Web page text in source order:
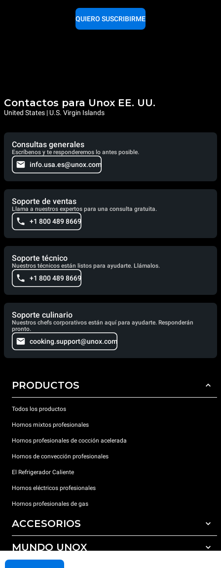
QUIERO SUSCRIBIRME
Contactos para Unox EE. UU.
United States | U.S. Virgin Islands
Consultas generales
Escríbenos y te responderemos lo antes posible.
info.usa.es@unox.com
Soporte de ventas
Llama a nuestros expertos para una consulta gratuita.
+1 800 489 8669
Soporte técnico
Nuestros técnicos están listos para ayudarte. Llámalos.
+1 800 489 8669
Soporte culinario
Nuestros chefs corporativos están aquí para ayudarte. Responderán
pronto.
cooking.support@unox.com
PRODUCTOS
Todos los productos
Hornos mixtos profesionales
Hornos profesionales de cocción acelerada
Hornos de convección profesionales
El Refrigerador Caliente
Hornos eléctricos profesionales
Hornos profesionales de gas
ACCESORIOS
Todos los accesorios
Detergentes para lavado automático
MUNDO UNOX